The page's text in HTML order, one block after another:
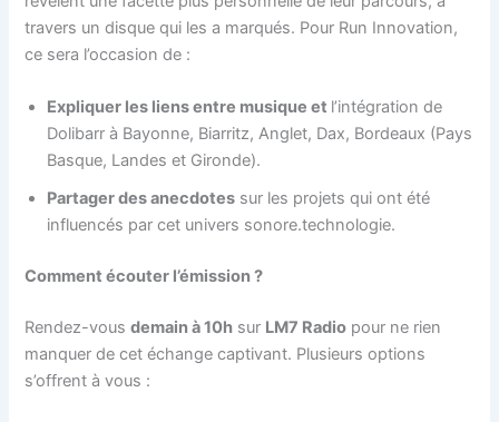
travers un disque qui les a marqués. Pour Run Innovation,
ce sera l’occasion de :
Expliquer les liens entre musique et l’intégration de
Dolibarr à Bayonne, Biarritz, Anglet, Dax, Bordeaux (Pays
Basque, Landes et Gironde).
Partager des anecdotes sur les projets qui ont été
influencés par cet univers sonore.technologie.
Comment écouter l’émission ?
Rendez-vousdemain à 10h sur LM7 Radio pour ne rien
manquer de cet échange captivant. Plusieurs options
s’offrent à vous :